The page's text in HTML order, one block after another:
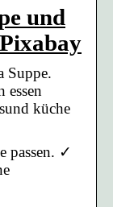
und
Suppe.
essen
küche
passen. ✓